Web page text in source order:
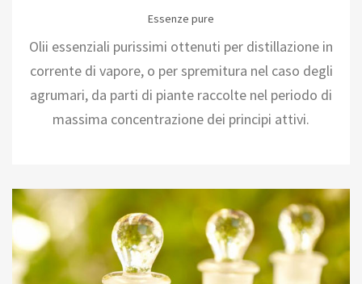
Essenze pure
Olii essenziali purissimi ottenuti per distillazione in
corrente di vapore, o per spremitura nel caso degli
agrumari, da parti di piante raccolte nel periodo di
massima concentrazione dei principi attivi.